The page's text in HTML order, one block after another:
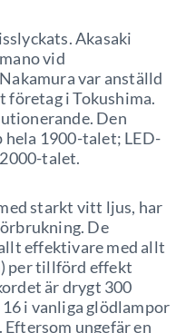
Akasaki
vid
var anställd
i Tokushima.
Den
hela 1900-talet; LED-
talet.
starkt vitt ljus, har
De
effektivare med allt
per tillförd effekt
är drygt 300
i vanliga glödlampor
ungefär en